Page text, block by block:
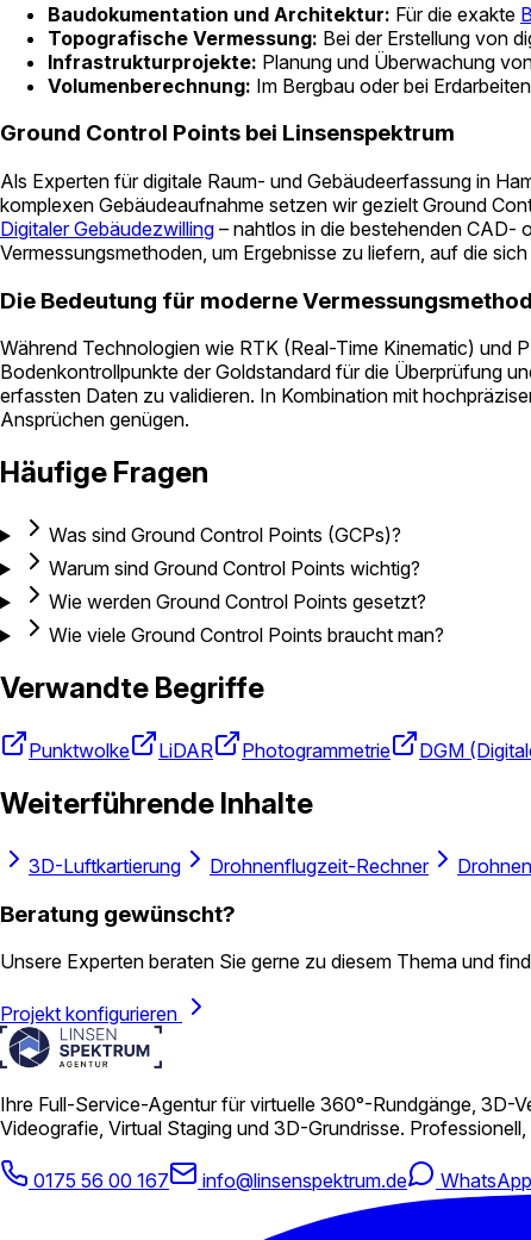
Baudokumentation und Architektur: Für die exakte
Topografische Vermessung: Bei der Erstellung von
Infrastrukturprojekte: Planung und Überwachung
Volumenberechnung: Im Bergbau oder bei
Ground Control Points bei Linsenspektrum
Als Experten für digitale Raum- und Gebäudeerfassung in
komplexen Gebäudeaufnahme setzen wir gezielt Ground
Digitaler Gebäudezwilling – nahtlos in die bestehenden CAD-
Vermessungsmethoden, um Ergebnisse zu liefern, auf die
Die Bedeutung für moderne
Während Technologien wie RTK (Real-Time Kinematic) und
Bodenkontrollpunkte der Goldstandard für die Überprüfung
erfassten Daten zu validieren. In Kombination mit
Ansprüchen genügen.
Häufige Fragen
Was sind Ground Control Points (GCPs)?
Warum sind Ground Control Points wichtig?
Wie werden Ground Control Points gesetzt?
Wie viele Ground Control Points braucht man?
Verwandte Begriffe
Punktwolke LiDAR Photogrammetrie DGM
Weiterführende Inhalte
3D-Luftkartierung Drohnenflugzeit-Rechner
Beratung gewünscht?
Unsere Experten beraten Sie gerne zu diesem Thema und
Projekt konfigurieren
Ihre Full-Service-Agentur für virtuelle 360°-Rundgänge, 3D-
Videografie, Virtual Staging und 3D-Grundrisse.
0175 56 00 167 info@linsenspektrum.de WhatsApp